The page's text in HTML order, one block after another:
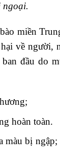
ngoại.
miền
về
đầu do
hoàn toàn.
màu bị